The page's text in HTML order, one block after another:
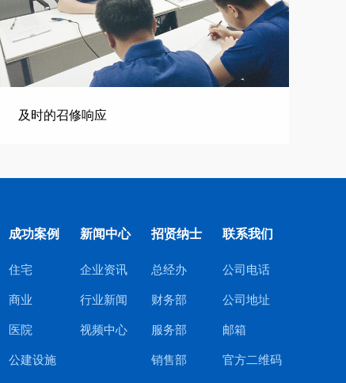
及时的召修响应
成功案例
住宅
商业
医院
公建设施
新闻中心
企业资讯
行业新闻
视频中心
招贤纳士
总经办
财务部
服务部
销售部
联系我们
公司电话
公司地址
邮箱
官方二维码